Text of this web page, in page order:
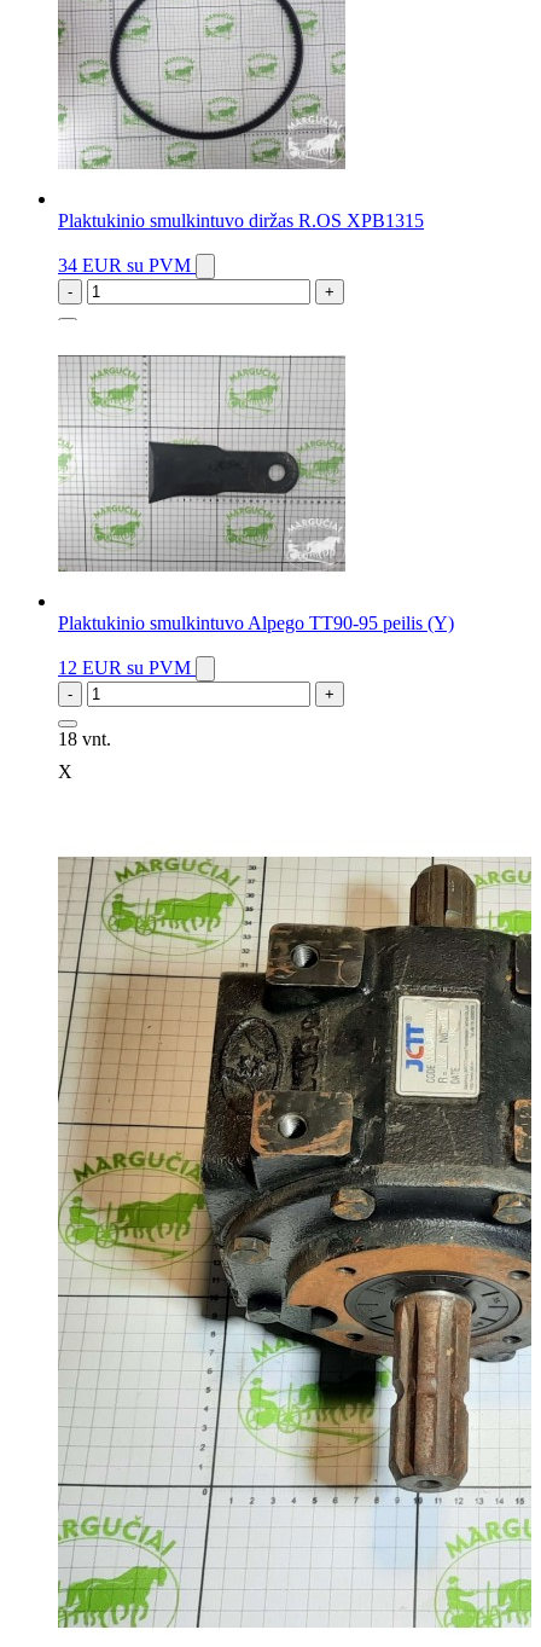
Plaktukinio smulkintuvo diržas R.OS XPB1315
34 EUR su PVM
- +
Plaktukinio smulkintuvo Alpego TT90-95 peilis (Y)
12 EUR su PVM
- +
18 vnt.
X